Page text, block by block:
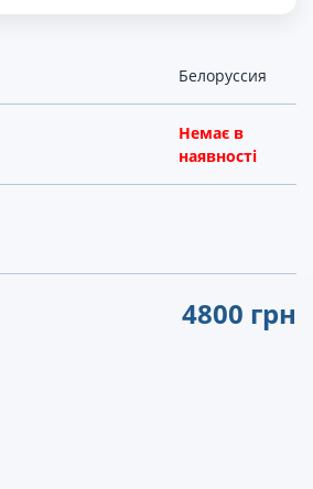
Белоруссия
Немає в
наявності
4800 грн